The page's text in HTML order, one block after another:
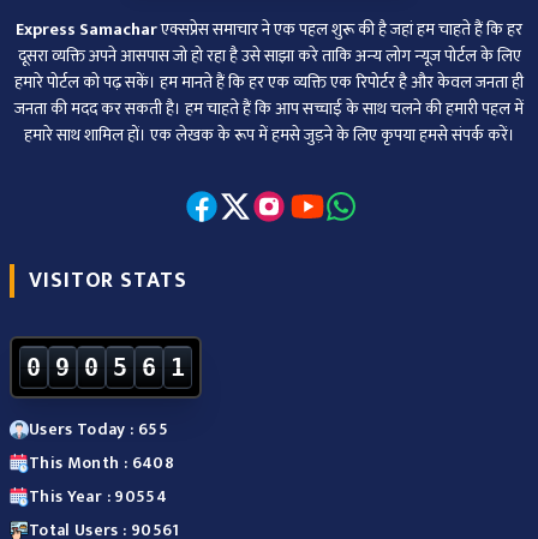
Express Samacharएक्सप्रेस समाचार ने एक पहल शुरू की है जहां हम चाहते हैं कि हर
दूसरा व्‍यक्ति अपने आसपास जो हो रहा है उसे साझा करे ताकि अन्‍य लोग न्‍यूज पोर्टल के लिए
हमारे पोर्टल को पढ़ सकें। हम मानते हैं कि हर एक व्यक्ति एक रिपोर्टर है और केवल जनता ही
जनता की मदद कर सकती है। हम चाहते हैं कि आप सच्चाई के साथ चलने की हमारी पहल में
हमारे साथ शामिल हों। एक लेखक के रूप में हमसे जुड़ने के लिए कृपया हमसे संपर्क करें।
VISITOR STATS
0 9 0 5 6 1
Users Today : 655
This Month : 6408
This Year : 90554
Total Users : 90561